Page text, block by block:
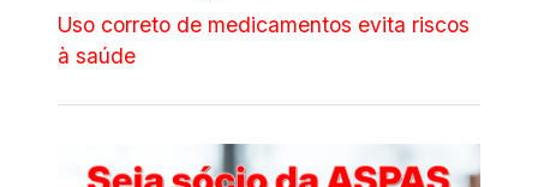
Uso correto de medicamentos evita riscos
à saúde